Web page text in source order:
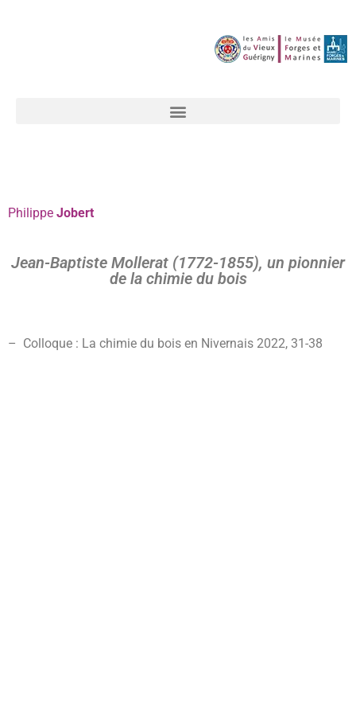
Philippe Jobert
Jean-Baptiste Mollerat (1772-1855), un pionnier
de la chimie du bois
– Colloque : La chimie du bois en Nivernais 2022, 31-38